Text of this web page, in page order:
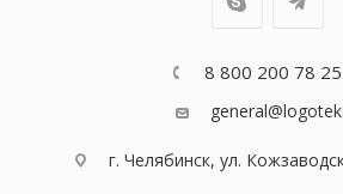
8 800 200 78 25
г. Челябинск, ул.